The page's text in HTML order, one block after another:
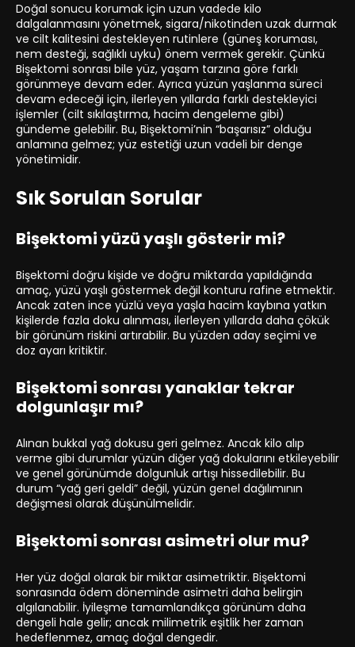
Doğal sonucu korumak için uzun vadede kilo
dalgalanmasını yönetmek, sigara/nikotinden uzak durmak
ve cilt kalitesini destekleyen rutinlere (güneş koruması,
nem desteği, sağlıklı uyku) önem vermek gerekir. Çünkü
Bişektomi sonrası bile yüz, yaşam tarzına göre farklı
görünmeye devam eder. Ayrıca yüzün yaşlanma süreci
devam edeceği için, ilerleyen yıllarda farklı destekleyici
işlemler (cilt sıkılaştırma, hacim dengeleme gibi)
gündeme gelebilir. Bu, Bişektomi’nin “başarısız” olduğu
anlamına gelmez; yüz estetiği uzun vadeli bir denge
yönetimidir.
Sık Sorulan Sorular
Bişektomi yüzü yaşlı gösterir mi?
Bişektomi doğru kişide ve doğru miktarda yapıldığında
amaç, yüzü yaşlı göstermek değil konturu rafine etmektir.
Ancak zaten ince yüzlü veya yaşla hacim kaybına yatkın
kişilerde fazla doku alınması, ilerleyen yıllarda daha çökük
bir görünüm riskini artırabilir. Bu yüzden aday seçimi ve
doz ayarı kritiktir.
Bişektomi sonrası yanaklar tekrar
dolgunlaşır mı?
Alınan bukkal yağ dokusu geri gelmez. Ancak kilo alıp
verme gibi durumlar yüzün diğer yağ dokularını etkileyebilir
ve genel görünümde dolgunluk artışı hissedilebilir. Bu
durum “yağ geri geldi” değil, yüzün genel dağılımının
değişmesi olarak düşünülmelidir.
Bişektomi sonrası asimetri olur mu?
Her yüz doğal olarak bir miktar asimetriktir. Bişektomi
sonrasında ödem döneminde asimetri daha belirgin
algılanabilir. İyileşme tamamlandıkça görünüm daha
dengeli hale gelir; ancak milimetrik eşitlik her zaman
hedeflenmez, amaç doğal dengedir.